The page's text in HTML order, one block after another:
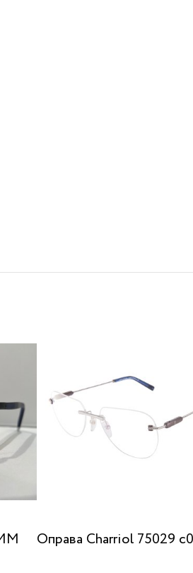
Оправа Charriol 75029